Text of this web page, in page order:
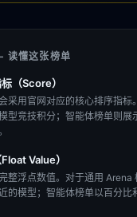
读懂这张榜单
（Score）
采用官网对应的核心排序指标
型竞技积分；智能体榜单则展
Value）
整浮点数值。对于通用 Arena
的模型；智能体榜单以百分比